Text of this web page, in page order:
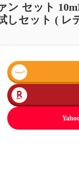
ン セット
しセット ( レ